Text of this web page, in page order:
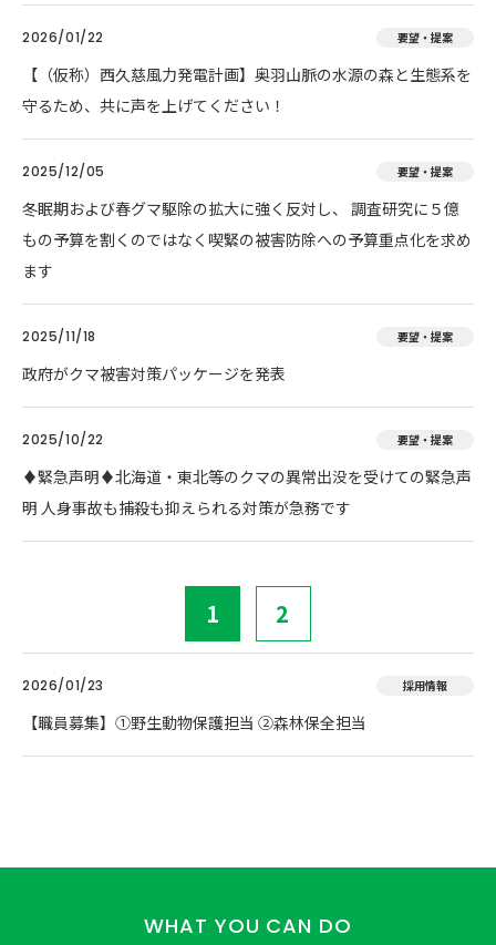
2026/01/22 要望・提案
【（仮称）西久慈風力発電計画】奥羽山脈の水源の森と生態系を
守るため、共に声を上げてください！
2025/12/05 要望・提案
冬眠期および春グマ駆除の拡大に強く反対し、 調査研究に５億
もの予算を割くのではなく喫緊の被害防除への予算重点化を求め
ます
2025/11/18 要望・提案
政府がクマ被害対策パッケージを発表
2025/10/22 要望・提案
♦️緊急声明♦️北海道・東北等のクマの異常出没を受けての緊急声
明 人身事故も捕殺も抑えられる対策が急務です
1 2
2026/01/23 採用情報
【職員募集】①野生動物保護担当 ②森林保全担当
WHAT YOU CAN DO